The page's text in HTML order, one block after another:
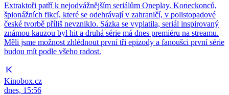
Extraktoři patří k nejodvážnějším seriálům Oneplay. Koneckonců,
špionážních fikcí, které se odehrávají v zahraničí, v polistopadové
české tvorbě příliš nevzniklo. Sázka se vyplatila, seriál inspirovaný
známou kauzou byl hit a druhá série má dnes premiéru na streamu.
Měli jsme možnost zhlédnout první tři epizody a fanoušci první série
budou mít podle všeho radost.
Kinobox.cz
dnes, 15:56